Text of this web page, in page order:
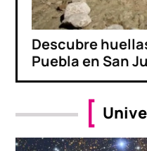
Descubre
Puebla en San